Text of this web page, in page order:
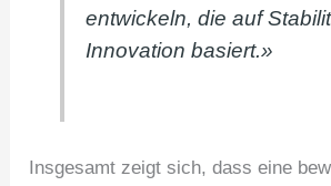
entwickeln, die auf
Innovation basiert.»
Insgesamt zeigt sich, dass eine